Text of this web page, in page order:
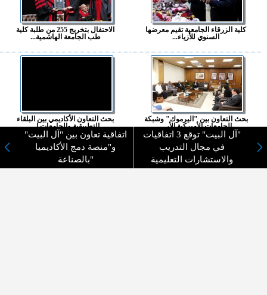
كلية الزرقاء الجامعية تقيم معرضها
السنوي للأزياء...
الاحتفال بتخريج 255 من طلبة كلية
طب الجامعة الهاشمية...
بحث التعاون بين "اليرموك" وشبكة
الجامعات الأميركية الأر...
بحث التعاون الأكاديمي بين البلقاء
التطبيقية والجامعات ا...
المزيد ...
"آل البيت" توقع 3 اتفاقيات
في مجال التدريب
والاستشارات التعليمية
اتفاقية تعاون بين "آل البيت"
و"منصة دمج الأكاديميا
بالصناعة"